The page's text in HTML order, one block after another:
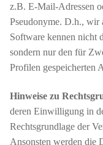
z.B. E-Mail-Adressen
Pseudonyme. D.h., wir
Software kennen nicht
sondern nur den für
Profilen gespeicherten
Hinweise zu
deren Einwilligung in
Rechtsgrundlage der
Ansonsten werden die